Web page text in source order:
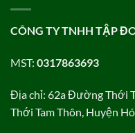
CÔNG TY TNHH TẬP
MST: 0317863693
Địa chỉ: 62a Đường Thới
Thới Tam Thôn, Huyện